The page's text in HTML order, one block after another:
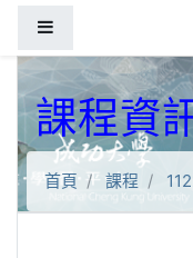
課程資
首頁 課程